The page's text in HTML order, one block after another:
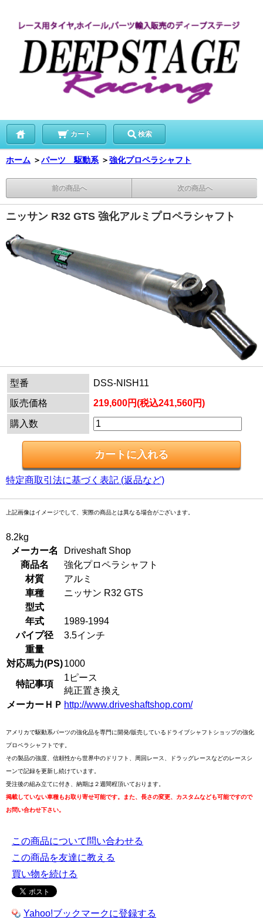
カート 検索
ホーム ＞パーツ 駆動系 ＞強化プロペラシャフト
前の商品へ 次の商品へ
ニッサン R32 GTS 強化アルミプロペラシャフト
型番
DSS-NISH11
販売価格
219,600円(税込241,560円)
購入数
特定商取引法に基づく表記 (返品など)
上記画像はイメージでして、実際の商品とは異なる場合がございます。
8.2kg
メーカー名
Driveshaft Shop
商品名
強化プロペラシャフト
材質
アルミ
車種
ニッサン R32 GTS
型式
年式
1989-1994
パイプ径
3.5インチ
重量
対応馬力(PS)1000
特記事項
1ピース
純正置き換え
メーカーＨＰ http://www.driveshaftshop.com/
アメリカで駆動系パーツの強化品を専門に開発/販売しているドライブシャフトショップの強化
プロペラシャフトです。
その製品の強度、信頼性から世界中のドリフト、周回レース、ドラッグレースなどのレースシ
ーンで記録を更新し続けています。
受注後の組み立てに付き、納期は２週間程頂いております。
掲載していない車種もお取り寄せ可能です。また、長さの変更、カスタムなども可能ですので
お問い合わせ下さい。
この商品について問い合わせる
この商品を友達に教える
買い物を続ける
Yahoo!ブックマークに登録する